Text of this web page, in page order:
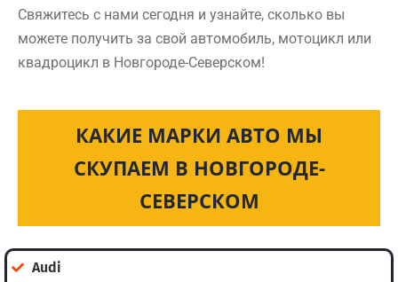
Свяжитесь с нами сегодня и узнайте, сколько вы
можете получить за свой автомобиль, мотоцикл или
квадроцикл в Новгороде-Северском!
КАКИЕ МАРКИ АВТО МЫ
СКУПАЕМ В НОВГОРОДЕ-
СЕВЕРСКОМ
Audi